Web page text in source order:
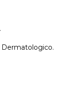
Dermatologico.